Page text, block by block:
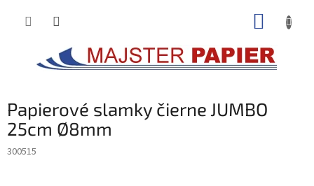
Papierové slamky čierne JUMBO
25cm Ø8mm
300515